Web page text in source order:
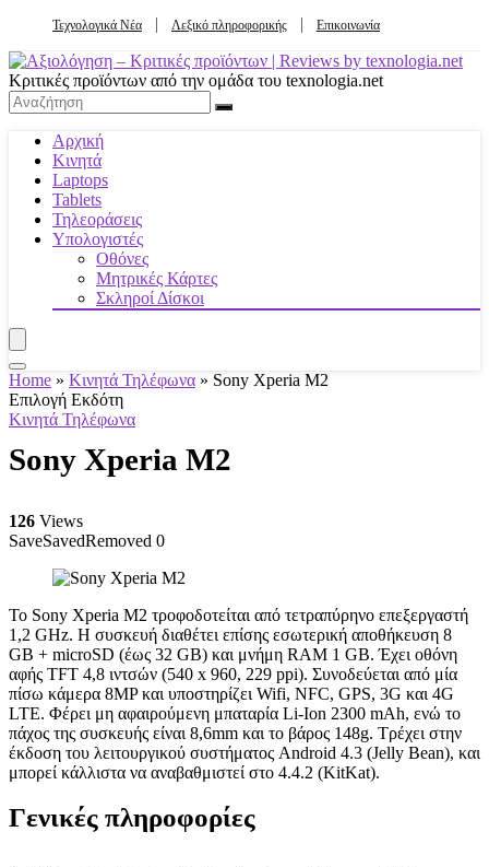
Τεχνολογικά Νέα Λεξικό πληροφορικής Επικοινωνία
Κριτικές προϊόντων από την ομάδα του texnologia.net
Αρχική
Κινητά
Laptops
Tablets
Τηλεοράσεις
Υπολογιστές
Οθόνες
Μητρικές Κάρτες
Σκληροί Δίσκοι
Home » Κινητά Τηλέφωνα » Sony Xperia M2
Επιλογή Εκδότη
Κινητά Τηλέφωνα
Sony Xperia M2
126 Views
SaveSavedRemoved 0
Το Sony Xperia M2 τροφοδοτείται από τετραπύρηνο επεξεργαστή
1,2 GHz. Η συσκευή διαθέτει επίσης εσωτερική αποθήκευση 8
GB + microSD (έως 32 GB) και μνήμη RAM 1 GB. Έχει οθόνη
αφής TFT 4,8 ιντσών (540 x 960, 229 ppi). Συνοδεύεται από μία
πίσω κάμερα 8MP και υποστηρίζει Wifi, NFC, GPS, 3G και 4G
LTE. Φέρει μη αφαιρούμενη μπαταρία Li-Ion 2300 mAh, ενώ το
πάχος της συσκευής είναι 8,6mm και το βάρος 148g. Τρέχει στην
έκδοση του λειτουργικού συστήματος Android 4.3 (Jelly Bean), και
μπορεί κάλλιστα να αναβαθμιστεί στο 4.4.2 (KitKat).
Γενικές πληροφορίες